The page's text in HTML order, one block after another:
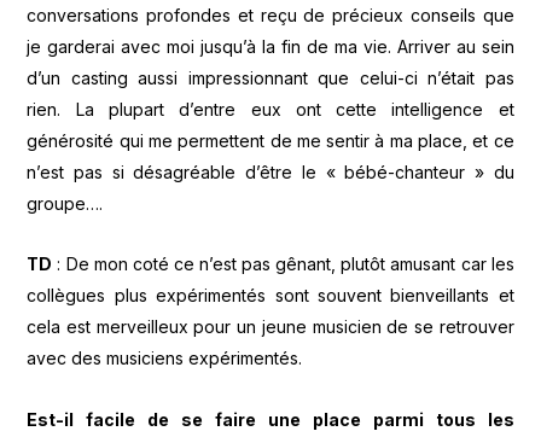
conversations profondes et reçu de précieux conseils que
je garderai avec moi jusqu’à la fin de ma vie. Arriver au sein
d’un casting aussi impressionnant que celui-ci n’était pas
rien. La plupart d’entre eux ont cette intelligence et
générosité qui me permettent de me sentir à ma place, et ce
n’est pas si désagréable d’être le « bébé-chanteur » du
groupe….
TD : De mon coté ce n’est pas gênant, plutôt amusant car les
collègues plus expérimentés sont souvent bienveillants et
cela est merveilleux pour un jeune musicien de se retrouver
avec des musiciens expérimentés.
Est-il facile de se faire une place parmi tous les